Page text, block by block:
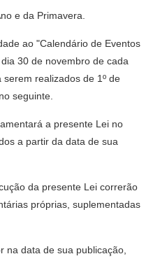
e da Primavera.
ao "Calendário de Eventos
30 de novembro de cada
realizados de 1º de
seguinte.
a presente Lei no
a partir da data de sua
da presente Lei correrão
próprias, suplementadas
na data de sua publicação,